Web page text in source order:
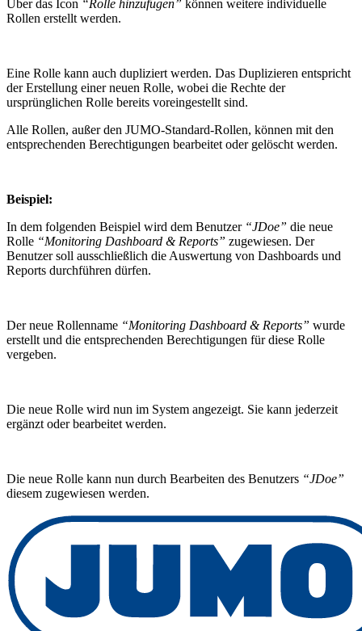
Über das Icon “Rolle hinzufügen” können weitere individuelle
Rollen erstellt werden.
Eine Rolle kann auch dupliziert werden. Das Duplizieren entspricht
der Erstellung einer neuen Rolle, wobei die Rechte der
ursprünglichen Rolle bereits voreingestellt sind.
Alle Rollen, außer den JUMO-Standard-Rollen, können mit den
entsprechenden Berechtigungen bearbeitet oder gelöscht werden.
Beispiel:
In dem folgenden Beispiel wird dem Benutzer “JDoe” die neue
Rolle “Monitoring Dashboard & Reports” zugewiesen. Der
Benutzer soll ausschließlich die Auswertung von Dashboards und
Reports durchführen dürfen.
Der neue Rollenname “Monitoring Dashboard & Reports” wurde
erstellt und die entsprechenden Berechtigungen für diese Rolle
vergeben.
Die neue Rolle wird nun im System angezeigt. Sie kann jederzeit
ergänzt oder bearbeitet werden.
Die neue Rolle kann nun durch Bearbeiten des Benutzers “JDoe”
diesem zugewiesen werden.